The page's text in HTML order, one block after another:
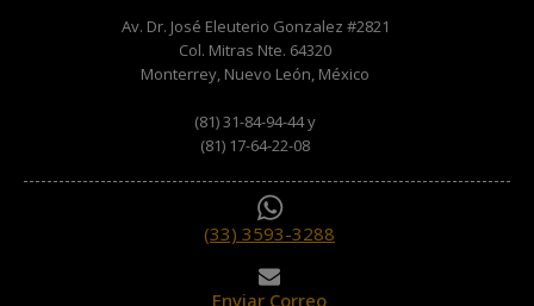
Av. Dr. José Eleuterio Gonzalez #2821
Col. Mitras Nte. 64320
Monterrey, Nuevo León, México
(81) 31-84-94-44 y
(81) 17-64-22-08
(33) 3593-3288
Enviar Correo